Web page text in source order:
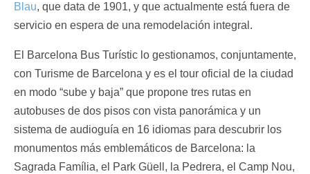
Blau, que data de 1901, y que actualmente está fuera de
servicio en espera de una remodelación integral.
El Barcelona Bus Turístic lo gestionamos, conjuntamente,
con Turisme de Barcelona y es el tour oficial de la ciudad
en modo “sube y baja” que propone tres rutas en
autobuses de dos pisos con vista panorámica y un
sistema de audioguía en 16 idiomas para descubrir los
monumentos más emblemáticos de Barcelona: la
Sagrada Família, el Park Güell, la Pedrera, el Camp Nou,